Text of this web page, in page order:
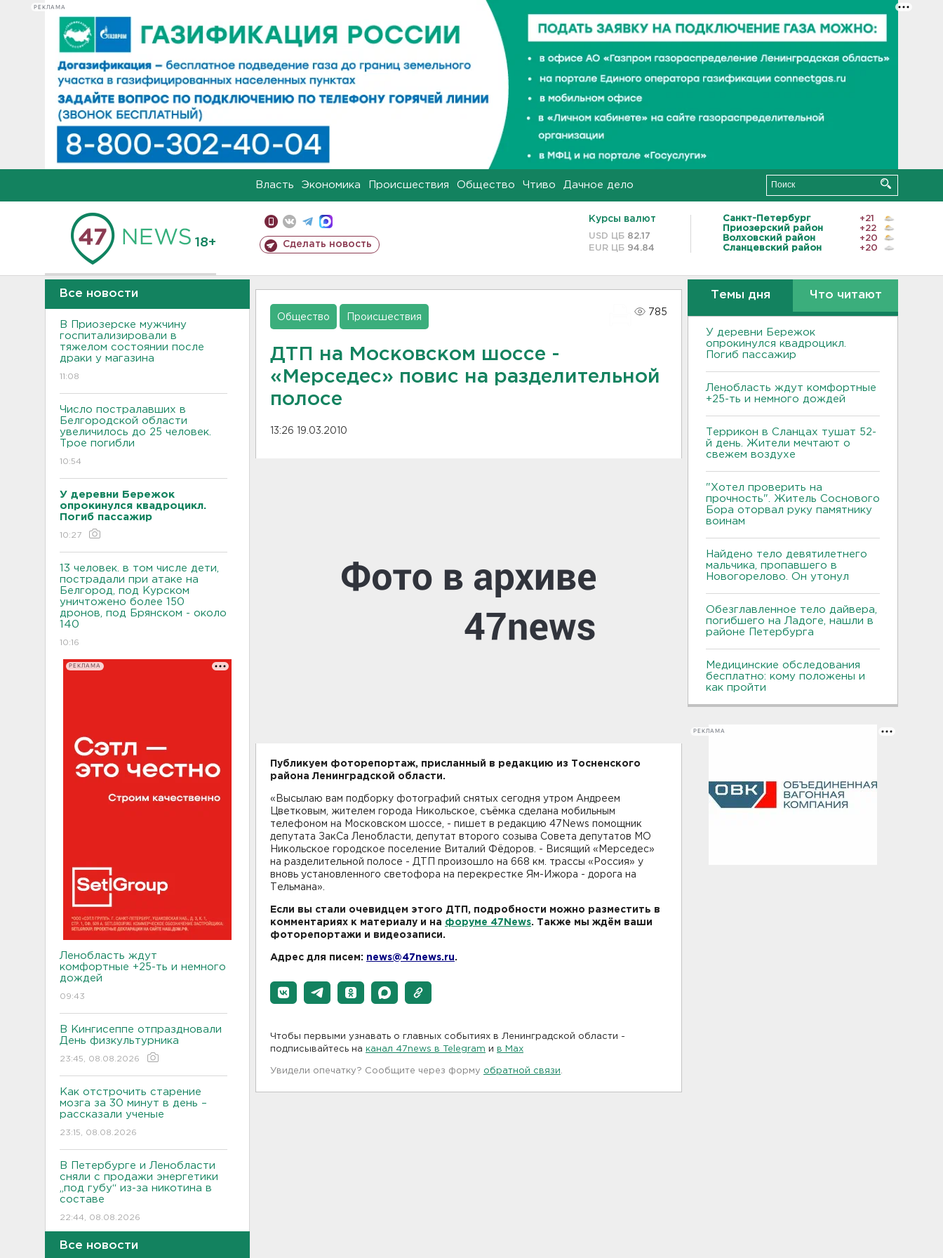
РЕКЛАМА
Власть Экономика Происшествия Общество Чтиво Дачное дело
18+ Сделать новость
Курсы валют
USD ЦБ 82.17
EUR ЦБ 94.84
Санкт-Петербург
+21
Приозерский район
+22
Волховский район
+20
Сланцевский район
+20
Все новости
В Приозерске мужчину
госпитализировали в
тяжелом состоянии после
драки у магазина
11:08
Число постралавших в
Белгородской области
увеличилось до 25 человек.
Трое погибли
10:54
У деревни Бережок
опрокинулся квадроцикл.
Погиб пассажир
10:27
13 человек. в том числе дети,
пострадали при атаке на
Белгород, под Курском
уничтожено более 150
дронов, под Брянском - около
140
10:16
РЕКЛАМА
Ленобласть ждут
комфортные +25-ть и немного
дождей
09:43
В Кингисеппе отпраздновали
День физкультурника
23:45, 08.08.2026
Как отстрочить старение
мозга за 30 минут в день –
рассказали ученые
23:15, 08.08.2026
В Петербурге и Ленобласти
сняли с продажи энергетики
„под губу“ из-за никотина в
составе
22:44, 08.08.2026
За день над Россией сбиты
Все новости
Общество Происшествия
785
ДТП на Московском шоссе -
«Мерседес» повис на разделительной
полосе
13:26 19.03.2010
Публикуем фоторепортаж, присланный в редакцию из Тосненского
района Ленинградской области.
«Высылаю вам подборку фотографий снятых сегодня утром Андреем
Цветковым, жителем города Никольское, съёмка сделана мобильным
телефоном на Московском шоссе, - пишет в редакцию 47News помощник
депутата ЗакСа Ленобласти, депутат второго созыва Совета депутатов МО
Никольское городское поселение Виталий Фёдоров. - Висящий «Мерседес»
на разделительной полосе - ДТП произошло на 668 км. трассы «Россия» у
вновь установленного светофора на перекрестке Ям-Ижора - дорога на
Тельмана».
Если вы стали очевидцем этого ДТП, подробности можно разместить в
комментариях к материалу и на форуме 47News. Также мы ждём ваши
фоторепортажи и видеозаписи.
Адрес для писем: news@47news.ru.
Чтобы первыми узнавать о главных событиях в Ленинградской области -
подписывайтесь на канал 47news в Telegram и в Maх
Увидели опечатку? Сообщите через форму обратной связи
Темы дня Что читают
У деревни Бережок
опрокинулся квадроцикл.
Погиб пассажир
Ленобласть ждут комфортные
+25-ть и немного дождей
Террикон в Сланцах тушат 52-
й день. Жители мечтают о
свежем воздухе
"Хотел проверить на
прочность". Житель Соснового
Бора оторвал руку памятнику
воинам
Найдено тело девятилетнего
мальчика, пропавшего в
Новогорелово. Он утонул
Обезглавленное тело дайвера,
погибшего на Ладоге, нашли в
районе Петербурга
Медицинские обследования
бесплатно: кому положены и
как пройти
РЕКЛАМА